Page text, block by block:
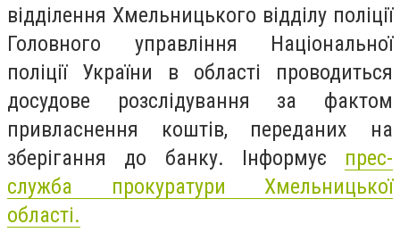
відділення Хмельницького відділу поліції
Головного управління Національної
поліції України в області проводиться
досудове розслідування за фактом
привласнення коштів, переданих на
зберігання до банку. Інформує прес-
служба прокуратури Хмельницької
області.